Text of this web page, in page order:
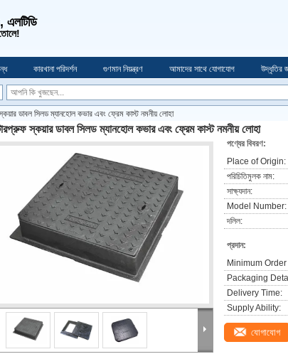
এলটিডি
কারখানা পরিদর্শন গুণমান নিয়ন্ত্রণ আমাদের সাথে যোগাযোগ উদ্ধৃতির
ডাবল সিলড ম্যানহোল কভার এবং ফ্রেম কাস্ট নমনীয় লোহা
স্কয়ার ডাবল সিলড ম্যানহোল কভার এবং ফ্রেম কাস্ট নমনীয় লোহা
পণ্যের বিবরণ:
Place of Origin:
পরিচিতিমুলক নাম:
সাক্ষ্যদান:
Model Number:
দলিল:
প্রদান:
Minimum
Packaging
Delivery Time:
Supply Ability:
যোগাযোগ